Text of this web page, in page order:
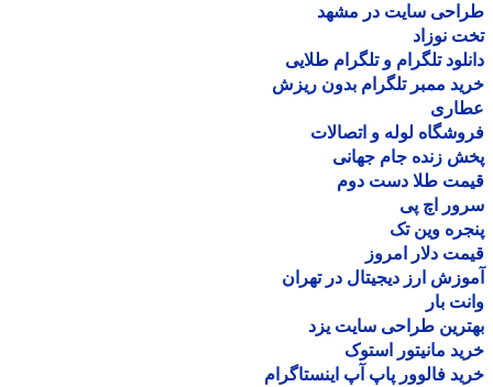
سایت در مشهد
نوزاد
تلگرام و تلگرام طلایی
ممبر تلگرام بدون ریزش
لوله و اتصالات
زنده جام جهانی
طلا دست دوم
اچ پی
وین تک
دلار امروز
ارز دیجیتال در تهران
بار
طراحی سایت یزد
مانیتور استوک
فالوور پاپ آپ اینستاگرام